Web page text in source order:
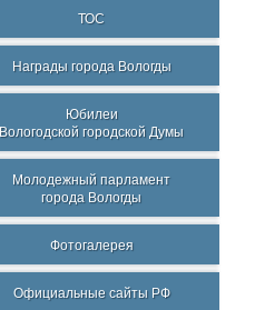
ТОС
Награды города Вологды
Юбилеи
Вологодской городской Думы
Молодежный парламент
города Вологды
Фотогалерея
Официальные сайты РФ